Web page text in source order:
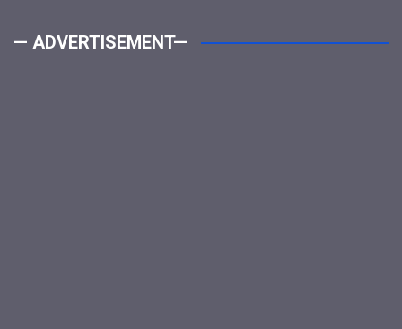
— ADVERTISEMENT—